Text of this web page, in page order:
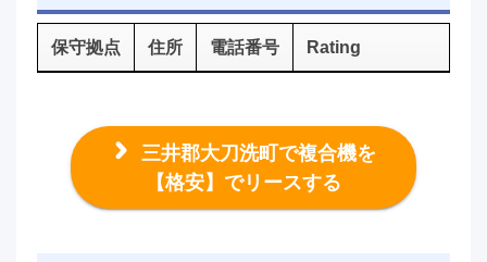
保守拠点 住所 電話番号 Rating
三井郡大刀洗町で複合機を
【格安】でリースする